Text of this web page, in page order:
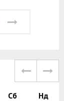
Сб Нд